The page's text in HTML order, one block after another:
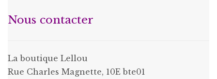
Nous contacter
La boutique Lellou
Rue Charles Magnette, 10E bte01